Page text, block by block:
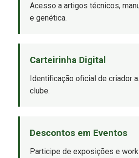
Acesso a artigos técnicos,
e genética.
Carteirinha Digital
Identificação oficial de criador
clube.
Descontos em Eventos
Participe de exposições e